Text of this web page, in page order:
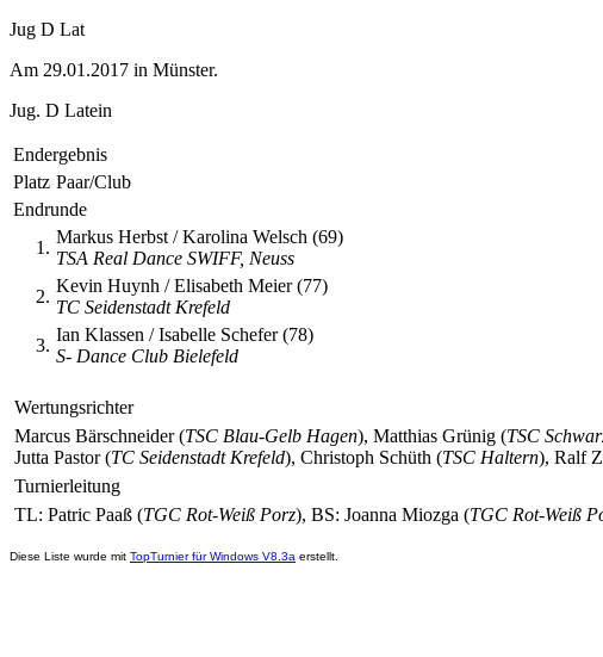
Jug D Lat
Am 29.01.2017 in Münster.
Jug. D Latein
Endergebnis
Platz Paar/Club
Endrunde
1.
Markus Herbst / Karolina Welsch (69)
TSA Real Dance SWIFF, Neuss
2.
Kevin Huynh / Elisabeth Meier (77)
TC Seidenstadt Krefeld
3.
Ian Klassen / Isabelle Schefer (78)
S- Dance Club Bielefeld
Wertungsrichter
Marcus Bärschneider (TSC Blau-Gelb Hagen), Matthias Grünig (TSC
Jutta Pastor (TC Seidenstadt Krefeld), Christoph Schüth (TSC Haltern), Ralf
Turnierleitung
TL: Patric Paaß (TGC Rot-Weiß Porz), BS: Joanna Miozga (TGC Rot-Weiß
Diese Liste wurde mit TopTurnier für Windows V8.3a erstellt.